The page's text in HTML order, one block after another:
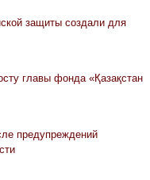
защиты создали для
главы фонда «Қазақстан
предупреждений